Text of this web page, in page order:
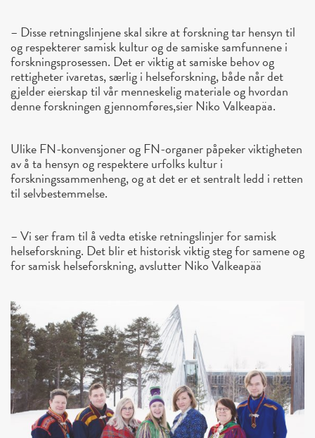
– Disse retningslinjene skal sikre at forskning tar hensyn til
og respekterer samisk kultur og de samiske samfunnene i
forskningsprosessen. Det er viktig at samiske behov og
rettigheter ivaretas, særlig i helseforskning, både når det
gjelder eierskap til vår menneskelig materiale og hvordan
denne forskningen gjennomføres,sier Niko Valkeapäa.
Ulike FN-konvensjoner og FN-organer påpeker viktigheten
av å ta hensyn og respektere urfolks kultur i
forskningssammenheng, og at det er et sentralt ledd i retten
til selvbestemmelse.
– Vi ser fram til å vedta etiske retningslinjer for samisk
helseforskning. Det blir et historisk viktig steg for samene og
for samisk helseforskning, avslutter Niko Valkeapää